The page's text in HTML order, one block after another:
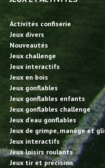
Activités confiserie
Jeux divers
Nouveautés
Jeux challenge
Jeux interactifs
Jeux en bois
Jeux gonflables
Jeux gonflables enfants
Jeux gonflables challenge
Jeux d’eau gonflables
Jeux de grimpe, manège et
Jeux interactifs
Jeux loisirs roulants
Jeux tir et précision